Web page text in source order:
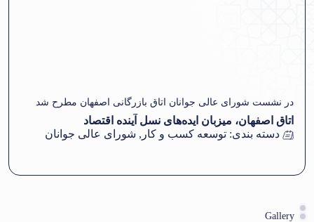
در نشست شورای عالی جوانان اتاق بازرگانی اصفهان مطرح شد
اتاق اصفهان، میزبان ایده‌های نسل آینده اقتصاد
دسته بندی: توسعه کسب و کار , شورای عالی جوانان
Gallery